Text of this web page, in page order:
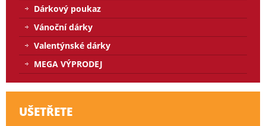
Dárkový poukaz
Vánoční dárky
Valentýnské dárky
MEGA VÝPRODEJ
UŠETŘETE